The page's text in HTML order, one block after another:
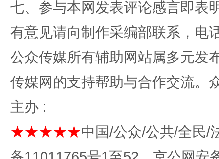
网上购药对药下症？
这是一记警钟！ 谢
七、参与本网发表评论感言即表
有意见请向制作采编部联系，电
公众传媒所有辅助网站属多元发
传媒网的支持帮助与合作交流。
主办 :
★★★★★中国/公众/公共/全民/